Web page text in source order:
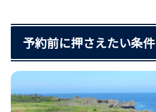
予約前に押さえたい条件